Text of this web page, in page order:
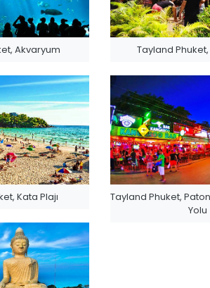
Akvaryum Tayland Phuket,
Kata Plajı
Tayland Phuket,
Yolu